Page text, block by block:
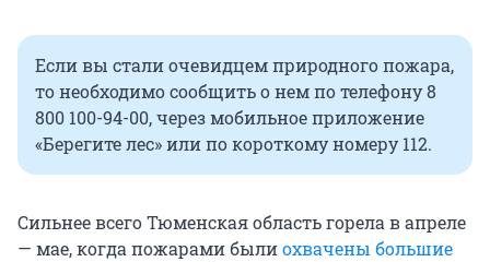
Если вы стали очевидцем природного пожара,
то необходимо сообщить о нем по телефону 8
800 100-94-00, через мобильное приложение
«Берегите лес» или по короткому номеру 112.
Сильнее всего Тюменская область горела в апреле
— мае, когда пожарами былиохвачены большие